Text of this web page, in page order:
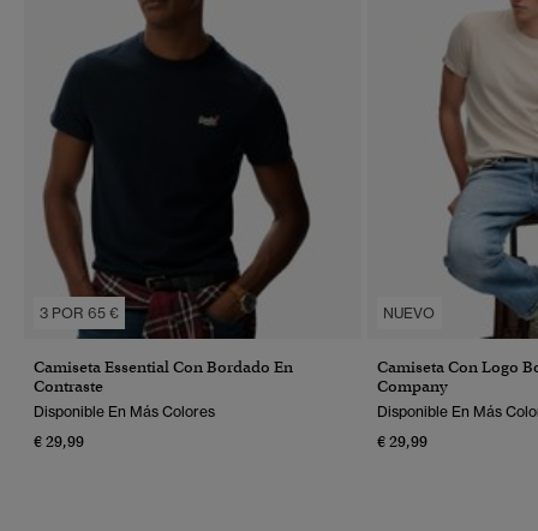
3 POR 65 €
Camiseta Essential Con Bordado En
Contraste
Disponible En Más Colores
€ 29,99
NUEVO
Camiseta Con Logo
Company
Disponible En Más
€ 29,99